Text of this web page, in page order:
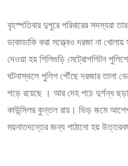
বৃহস্পতিবার দুপুরে পরিবারের সদস্যরা
ডাকাডাকি করা সত্ত্বেও দরজা না
দেওয়া হয় শিলিগুড়ি মেট্রোপলিটন
ঘটনাস্থলে পুলিশ পৌঁছে দরজার তালা
পড়ে রয়েছে । আর দেহ পচে দুর্গন্ধ
কাউন্সিলর কুন্তল রায়। ভিড় জমে
ময়নাতদন্তের জন্য পাঠানো হয়